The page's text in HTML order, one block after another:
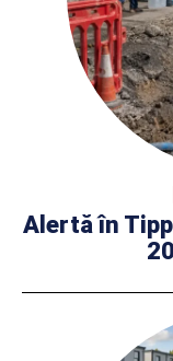
Alertă în